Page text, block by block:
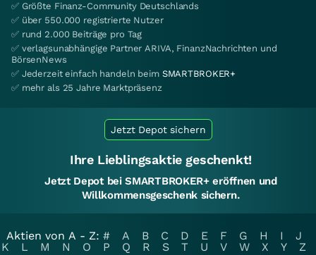
✅ Größte Finanz-Community Deutschlands
✅ über 550.000 registrierte Nutzer
✅ rund 2.000 Beiträge pro Tag
✅ verlagsunabhängige Partner ARIVA, FinanzNachrichten und
BörsenNews
✅ Jederzeit einfach handeln beim SMARTBROKER+
✅ mehr als 25 Jahre Marktpräsenz
Jetzt Depot sichern
Ihre Lieblingsaktie geschenkt!
Jetzt Depot bei SMARTBROKER+ eröffnen und
Willkommensgeschenk sichern.
Aktien von A - Z: # A B C D E F G H I
J
K
L M N O P Q R S T U V W X Y
Z